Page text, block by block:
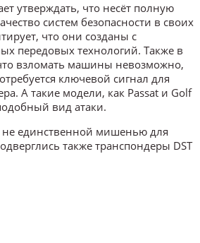
утверждать, что несёт полную
систем безопасности в своих
что они созданы с
передовых технологий. Также в
взломать машины невозможно,
ключевой сигнал для
А такие модели, как Passat и Golf
вид атаки.
не единственной мишенью для
также транспондеры DST